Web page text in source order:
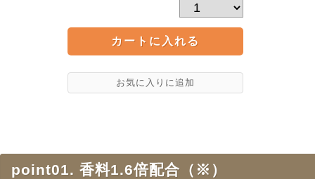
point01. 香料1.6倍配合（※）